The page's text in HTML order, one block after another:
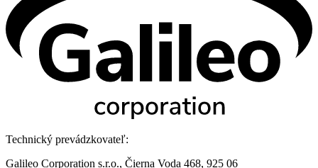
Technický prevádzkovateľ:
Galileo Corporation s.r.o., Čierna Voda 468, 925 06